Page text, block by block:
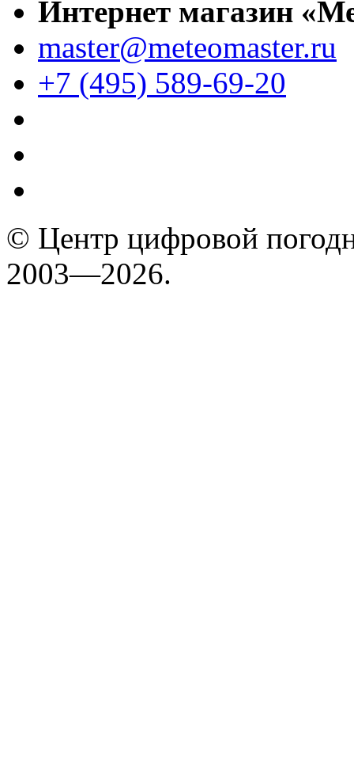
Интернет магазин
master@meteomaster.ru
+7 (495) 589-69-20
© Центр цифровой
2003—2026.